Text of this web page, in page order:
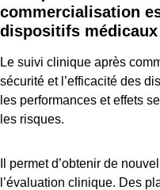
commercialisation
dispositifs médicaux
Le suivi clinique après
sécurité et l’efficacité des
les performances et effets
les risques.
Il permet d’obtenir de
l’évaluation clinique. Des